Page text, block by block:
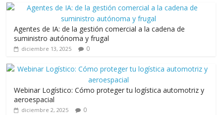
o
k
p
p
m ti
r
Agentes de IA: de la gestión comercial a la cadena de
suministro autónoma y frugal
diciembre 13, 2025 0
Webinar Logístico: Cómo proteger tu logística automotriz y
aeroespacial
diciembre 2, 2025 0